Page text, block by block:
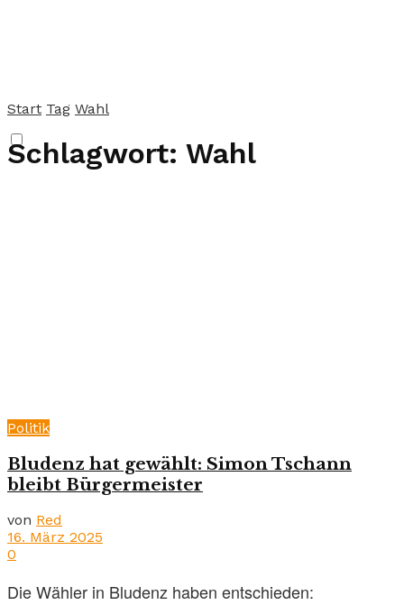
Start Tag Wahl
Schlagwort: Wahl
Politik
Bludenz hat gewählt: Simon Tschann
bleibt Bürgermeister
von Red
16. März 2025
0
Die Wähler in Bludenz haben entschieden: